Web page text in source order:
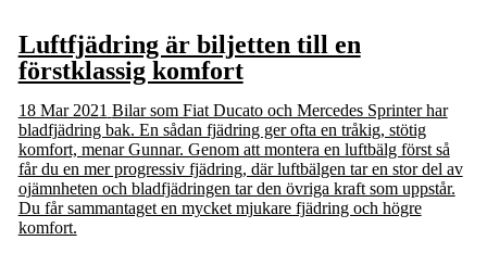
Luftfjädring är biljetten till en
förstklassig komfort
18 Mar 2021 Bilar som Fiat Ducato och Mercedes Sprinter har
bladfjädring bak. En sådan fjädring ger ofta en tråkig, stötig
komfort, menar Gunnar. Genom att montera en luftbälg först så
får du en mer progressiv fjädring, där luftbälgen tar en stor del av
ojämnheten och bladfjädringen tar den övriga kraft som uppstår.
Du får sammantaget en mycket mjukare fjädring och högre
komfort.